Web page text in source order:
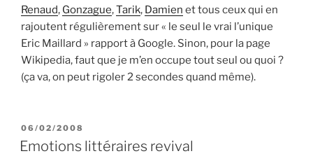
Renaud, Gonzague,Tarik, Damien et tous ceux qui en
rajoutent régulièrement sur « le seul le vrai l’unique
Eric Maillard » rapport à Google. Sinon, pour la page
Wikipedia, faut que je m’en occupe tout seul ou quoi ?
(ça va, on peut rigoler 2 secondes quand même).
PUBLIÉ
LE
06/02/2008
Emotions littéraires revival